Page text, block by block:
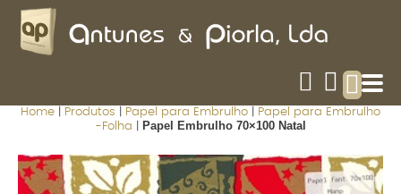
Home Produtos Papel para Embrulho
Papel para Embrulho
-Folha
Papel Embrulho 70×100 Natal